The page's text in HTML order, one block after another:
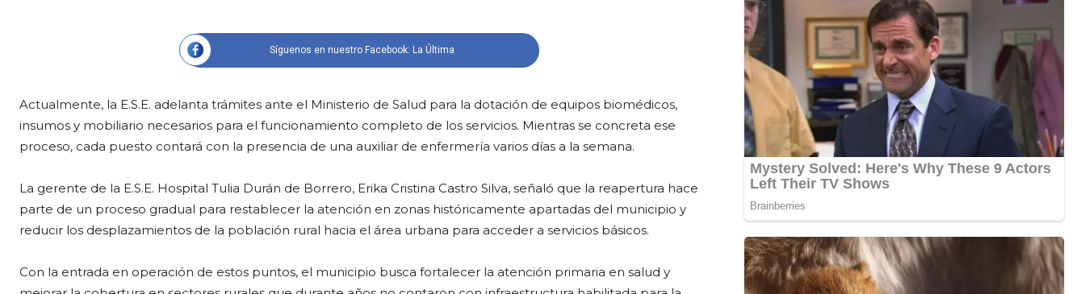
Síguenos en nuestro Facebook: La Última
Actualmente, la E.S.E. adelanta trámites ante el Ministerio de Salud para la dotación de equipos biomédicos,
insumos y mobiliario necesarios para el funcionamiento completo de los servicios. Mientras se concreta ese
proceso, cada puesto contará con la presencia de una auxiliar de enfermería varios días a la semana.
La gerente de la E.S.E. Hospital Tulia Durán de Borrero, Erika Cristina Castro Silva, señaló que la reapertura hace
parte de un proceso gradual para restablecer la atención en zonas históricamente apartadas del municipio y
reducir los desplazamientos de la población rural hacia el área urbana para acceder a servicios básicos.
Con la entrada en operación de estos puntos, el municipio busca fortalecer la atención primaria en salud y